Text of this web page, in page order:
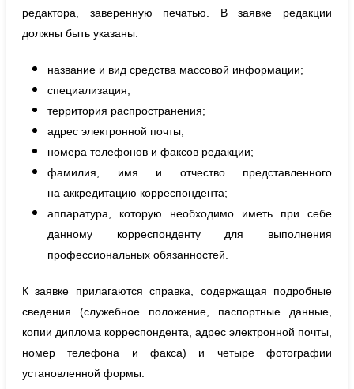
редактора, заверенную печатью. В заявке редакции
должны быть указаны:
название и вид средства массовой информации;
специализация;
территория распространения;
адрес электронной почты;
номера телефонов и факсов редакции;
фамилия, имя и отчество представленного
на аккредитацию корреспондента;
аппаратура, которую необходимо иметь при себе
данному корреспонденту для выполнения
профессиональных обязанностей.
К заявке прилагаются справка, содержащая подробные
сведения (служебное положение, паспортные данные,
копии диплома корреспондента, адрес электронной почты,
номер телефона и факса) и четыре фотографии
установленной формы.